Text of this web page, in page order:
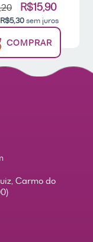
R$15,90
R$5,30sem juros
COMPRAR
Carmo do